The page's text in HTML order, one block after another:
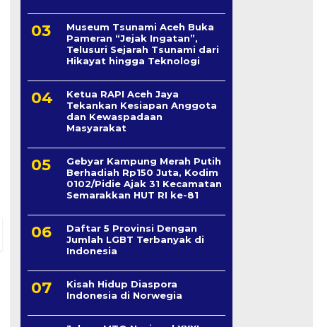
Museum Tsunami Aceh Buka
Pameran “Jejak Ingatan”,
Telusuri Sejarah Tsunami dari
Hikayat hingga Teknologi
Ketua RAPI Aceh Jaya
Tekankan Kesiapan Anggota
dan Kewaspadaan
Masyarakat
Gebyar Kampung Merah Putih
Berhadiah Rp150 Juta, Kodim
0102/Pidie Ajak 31 Kecamatan
Semarakkan HUT RI ke-81
Daftar 5 Provinsi Dengan
Jumlah LGBT Terbanyak di
Indonesia
Kisah Hidup Diaspora
Indonesia di Norwegia